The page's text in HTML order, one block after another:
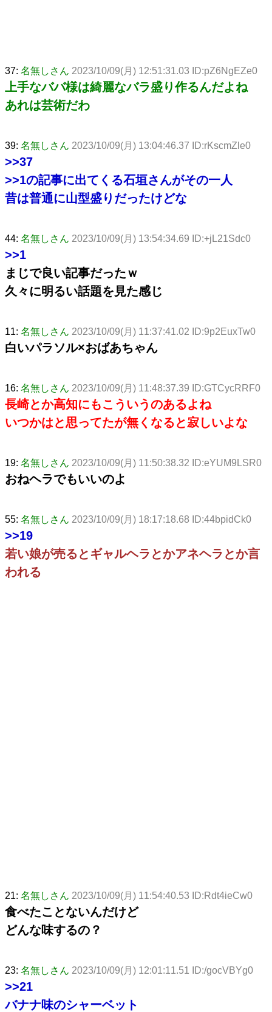
37: 名無しさん 2023/10/09(月) 12:51:31.03 ID:pZ6NgEZe0
上手なババ様は綺麗なバラ盛り作るんだよね
あれは芸術だわ
39: 名無しさん 2023/10/09(月) 13:04:46.37 ID:rKscmZle0
>>37
>>1の記事に出てくる石垣さんがその一人
昔は普通に山型盛りだったけどな
44: 名無しさん 2023/10/09(月) 13:54:34.69 ID:+jL21Sdc0
>>1
まじで良い記事だったｗ
久々に明るい話題を見た感じ
11: 名無しさん 2023/10/09(月) 11:37:41.02 ID:9p2EuxTw0
白いパラソル×おばあちゃん
16: 名無しさん 2023/10/09(月) 11:48:37.39 ID:GTCycRRF0
長崎とか高知にもこういうのあるよね
いつかはと思ってたが無くなると寂しいよな
19: 名無しさん 2023/10/09(月) 11:50:38.32 ID:eYUM9LSR0
おねヘラでもいいのよ
55: 名無しさん 2023/10/09(月) 18:17:18.68 ID:44bpidCk0
>>19
若い娘が売るとギャルヘラとかアネヘラとか言
われる
21: 名無しさん 2023/10/09(月) 11:54:40.53 ID:Rdt4ieCw0
食べたことないんだけど
どんな味するの？
23: 名無しさん 2023/10/09(月) 12:01:11.51 ID:/gocVBYg0
>>21
バナナ味のシャーベット